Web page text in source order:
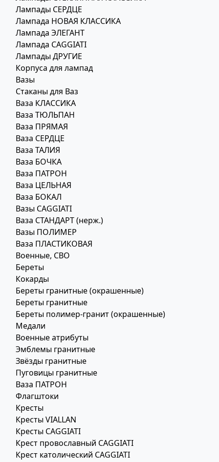
Лампады СЕРДЦЕ
Лампада НОВАЯ КЛАССИКА
Лампада ЭЛЕГАНТ
Лампада CAGGIATI
Лампады ДРУГИЕ
Корпуса для лампад
Вазы
Стаканы для Ваз
Ваза КЛАССИКА
Ваза ТЮЛЬПАН
Ваза ПРЯМАЯ
Ваза СЕРДЦЕ
Ваза ТАЛИЯ
Ваза БОЧКА
Ваза ПАТРОН
Ваза ЦЕЛЬНАЯ
Ваза БОКАЛ
Вазы CAGGIATI
Ваза СТАНДАРТ (нерж.)
Вазы ПОЛИМЕР
Ваза ПЛАСТИКОВАЯ
Военные, СВО
Береты
Кокарды
Береты гранитные (окрашенные)
Береты гранитные
Береты полимер-гранит (окрашенные)
Медали
Военные атрибуты
Эмблемы гранитные
Звёзды гранитные
Пуговицы гранитные
Ваза ПАТРОН
Флагштоки
Кресты
Кресты VIALLAN
Кресты CAGGIATI
Крест провославный CAGGIATI
Крест католический CAGGIATI